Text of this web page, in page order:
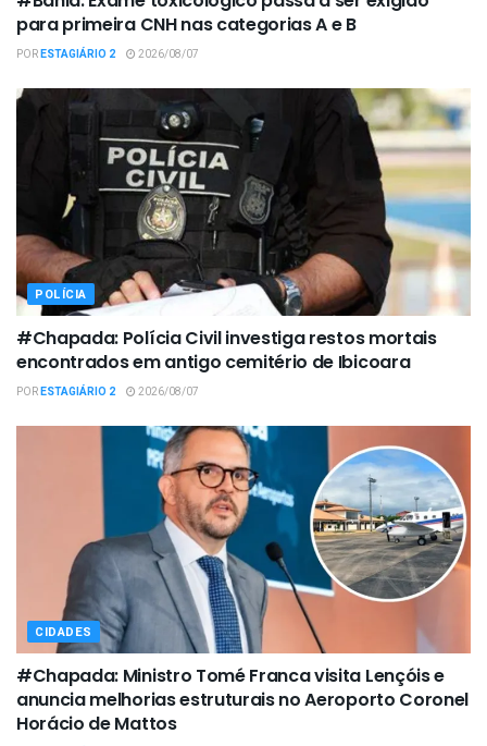
para primeira CNH nas categorias A e B
PORESTAGIÁRIO 2 2026/08/07
POLÍCIA
#Chapada: Polícia Civil investiga restos mortais
encontrados em antigo cemitério de Ibicoara
PORESTAGIÁRIO 2 2026/08/07
CIDADES
#Chapada: Ministro Tomé Franca visita Lençóis e
anuncia melhorias estruturais no Aeroporto Coronel
Horácio de Mattos